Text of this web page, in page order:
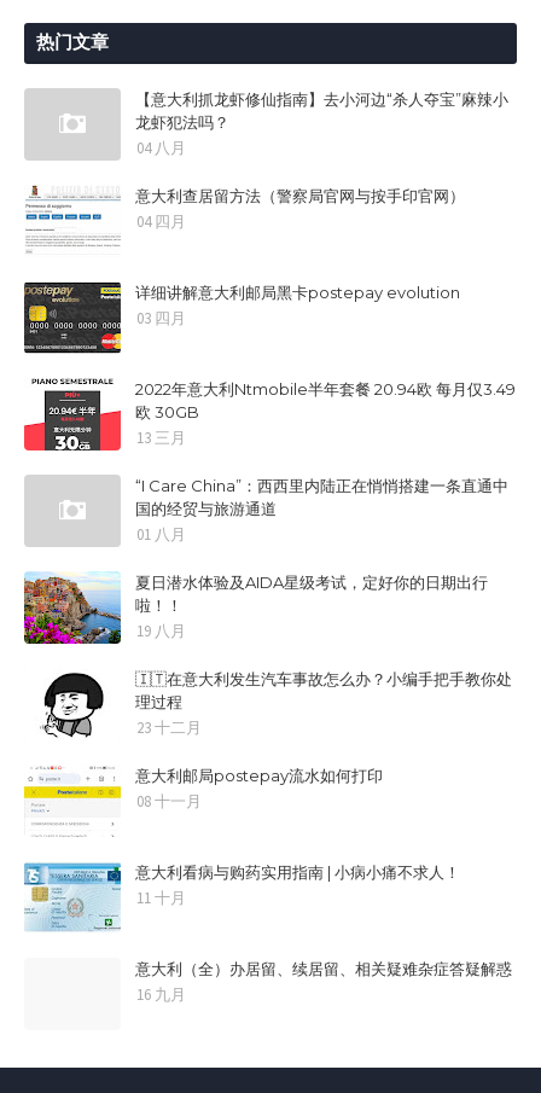
热门文章
【意大利抓龙虾修仙指南】去小河边“杀人夺宝”麻辣小
龙虾犯法吗？
04 八月
意大利查居留方法（警察局官网与按手印官网）
04 四月
详细讲解意大利邮局黑卡postepay evolution
03 四月
2022年意大利Ntmobile半年套餐 20.94欧 每月仅3.49
欧 30GB
13 三月
“I Care China”：西西里内陆正在悄悄搭建一条直通中
国的经贸与旅游通道
01 八月
夏日潜水体验及AIDA星级考试，定好你的日期出行
啦！！
19 八月
🇮🇹在意大利发生汽车事故怎么办？小编手把手教你处
理过程
23 十二月
意大利邮局postepay流水如何打印
08 十一月
意大利看病与购药实用指南 | 小病小痛不求人！
11 十月
意大利（全）办居留、续居留、相关疑难杂症答疑解惑
16 九月